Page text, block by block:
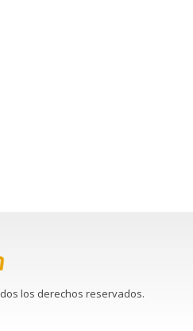
los derechos reservados.